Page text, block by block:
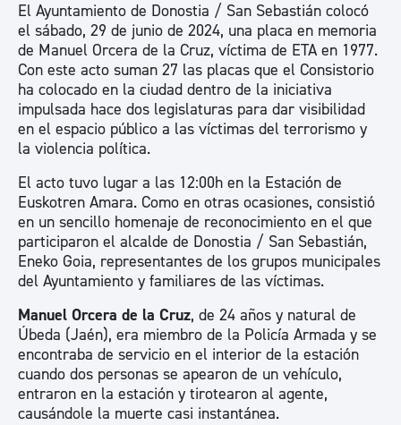
El Ayuntamiento de Donostia / San Sebastián colocó
el sábado, 29 de junio de 2024, una placa en memoria
de Manuel Orcera de la Cruz, víctima de ETA en 1977.
Con este acto suman 27 las placas que el Consistorio
ha colocado en la ciudad dentro de la iniciativa
impulsada hace dos legislaturas para dar visibilidad
en el espacio público a las víctimas del terrorismo y
la violencia política.
El acto tuvo lugar a las 12:00h en la Estación de
Euskotren Amara. Como en otras ocasiones, consistió
en un sencillo homenaje de reconocimiento en el que
participaron el alcalde de Donostia / San Sebastián,
Eneko Goia, representantes de los grupos municipales
del Ayuntamiento y familiares de las víctimas.
Manuel Orcera de la Cruz, de 24 años y natural de
Úbeda (Jaén), era miembro de la Policía Armada y se
encontraba de servicio en el interior de la estación
cuando dos personas se apearon de un vehículo,
entraron en la estación y tirotearon al agente,
causándole la muerte casi instantánea.